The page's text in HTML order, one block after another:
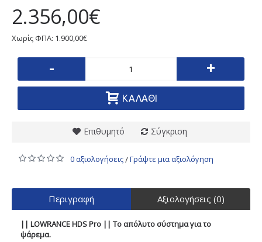
2.356,00€
Χωρίς ΦΠΑ: 1.900,00€
- +
ΚΑΛΆΘΙ
Επιθυμητό Σύγκριση
0 αξιολογήσεις/Γράψτε μια αξιολόγηση
Περιγραφή Αξιολογήσεις (0)
|| LOWRANCEHDSPro || Το απόλυτο σύστημα για το
ψάρεμα.